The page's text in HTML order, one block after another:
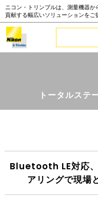
ニコン・トリンブルは、測量機器
貢献する幅広いソリューションをご
トータルス
Bluetooth LE対応
アリングで現場